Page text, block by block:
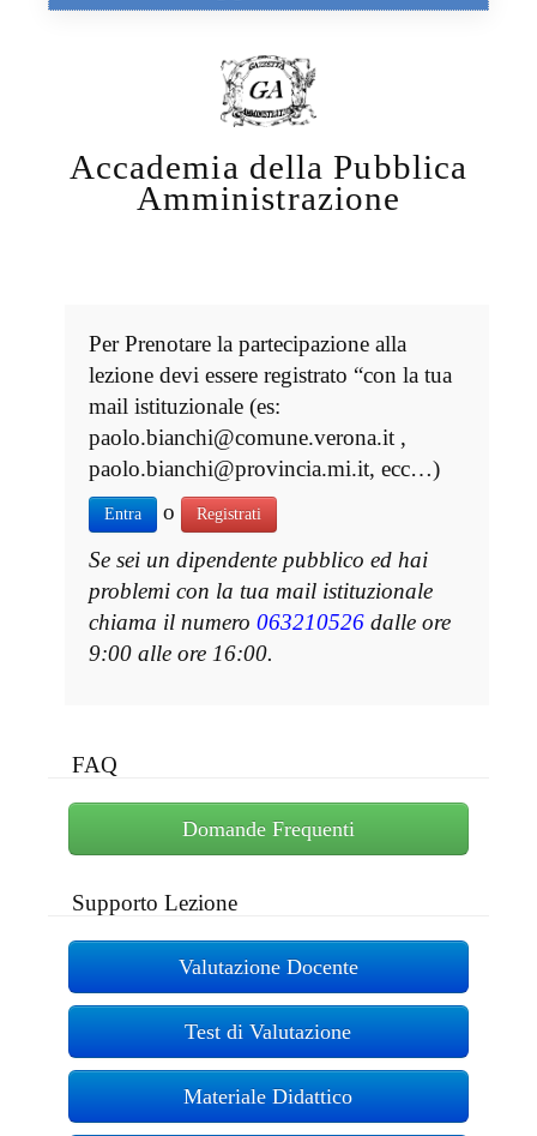
Accademia della Pubblica
Amministrazione
Per Prenotare la partecipazione alla
lezione devi essere registrato “con la tua
mail istituzionale (es:
paolo.bianchi@comune.verona.it ,
paolo.bianchi@provincia.mi.it, ecc…)
Entra o Registrati
Se sei un dipendente pubblico ed hai
problemi con la tua mail istituzionale
chiama il numero 063210526 dalle ore
9:00 alle ore 16:00.
FAQ
Domande Frequenti
Supporto Lezione
Valutazione Docente
Test di Valutazione
Materiale Didattico